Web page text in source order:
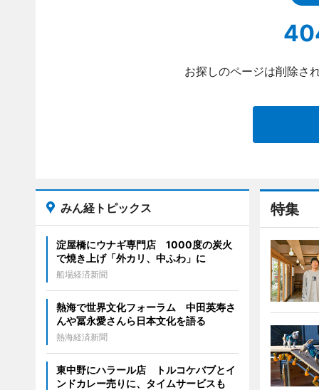
お探しのページは削除さ
特集
みん経トピックス
淀屋橋にウナギ専門店 1000度の炭火
で焼き上げ「外カリ、中ふわ」に
船場経済新聞
熱海で世界文化フォーラム 中田英寿さ
んや冨永愛さんら日本文化を語る
熱海経済新聞
東中野にハラール店 トルコケバブとイ
ンドカレー売りに、タイムサービスも